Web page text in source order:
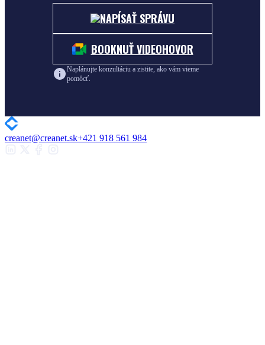
NAPÍSAŤ SPRÁVU
BOOKNUŤ VIDEOHOVOR
Naplánujte konzultáciu a zistite, ako vám vieme
pomôcť.
creanet@creanet.sk+421 918 561 984